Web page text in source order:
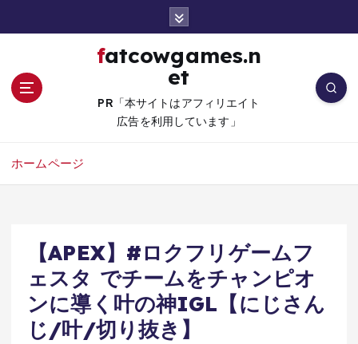
fatcowgames.n
et
PR「本サイトはアフィリエイト
広告を利用しています」
ホームページ
【APEX】#ロクフリゲームフ
ェスタ でチームをチャンピオ
ンに導く叶の神IGL【にじさん
じ/叶/切り抜き】